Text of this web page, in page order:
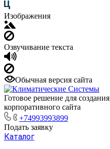
Изображения
Озвучивание текста
Обычная версия сайта
Готовое решение для создания
корпоративного сайта
+74993993899
Подать заявку
Каталог